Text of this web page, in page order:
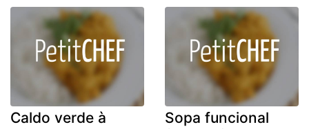
Caldo verde à
Sopa funcional